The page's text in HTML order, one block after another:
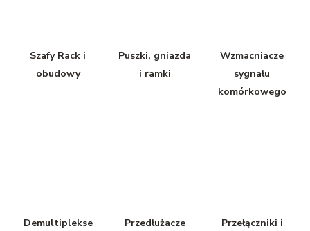
Szafy Rack i
obudowy
Puszki, gniazda
i ramki
Wzmacniacze
sygnału
komórkowego
Demultiplekse
Przedłużacze
Przełączniki i